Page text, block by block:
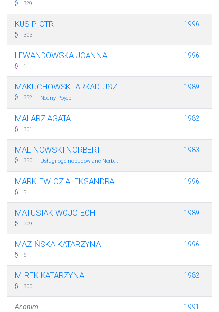
329
KUS PIOTR
303
1996
LEWANDOWSKA JOANNA
1
1996
MAKUCHOWSKI ARKADIUSZ
352 · Nocny Poyeb
1989
MALARZ AGATA
301
1982
MALINOWSKI NORBERT
350 · Usługi ogólnobudowlane Norb...
1983
MARKIEWICZ ALEKSANDRA
5
1996
MATUSIAK WOJCIECH
309
1989
MAZIŃSKA KATARZYNA
6
1996
MIREK KATARZYNA
300
1982
Anonim 1991